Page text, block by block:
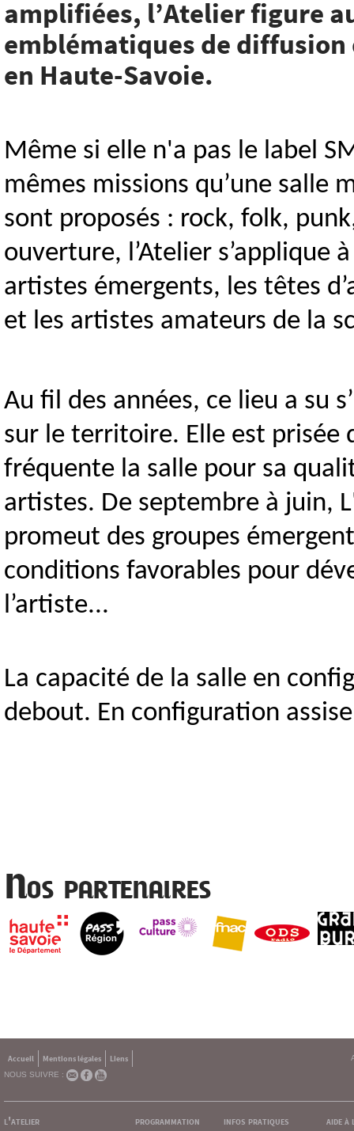
amplifiées, l’Atelier figure
emblématiques de diffusion
en Haute-Savoie.
Même si elle n'a pas le label
mêmes missions qu’une salle
sont proposés : rock, folk,
ouverture, l’Atelier s’applique
artistes émergents, les têtes
et les artistes amateurs de la
Au fil des années, ce lieu a su
sur le territoire. Elle est prisée
fréquente la salle pour sa
artistes. De septembre à juin,
promeut des groupes
conditions favorables pour
l’artiste...
La capacité de la salle en
debout. En configuration
Nos partenaires
Accueil Mentions légales
Liens
NOUS SUIVRE :
l'atelier programmation infos pratiques aide